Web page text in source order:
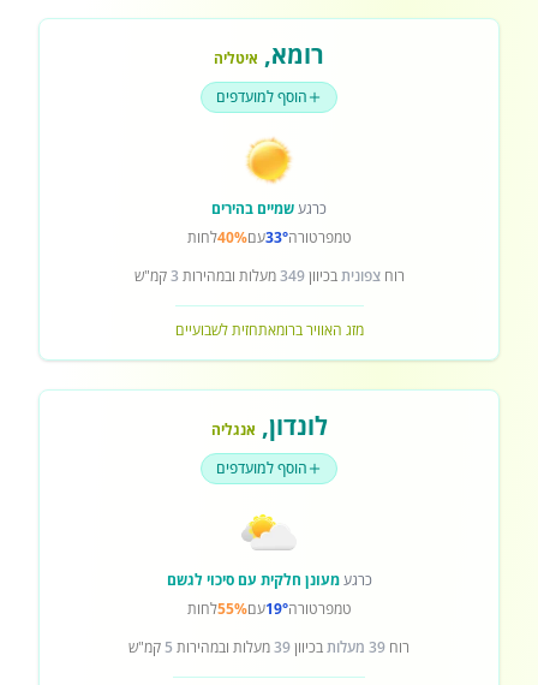
רומא, איטליה
הוסף למועדפים
כרגעשמיים בהירים
טמפרטורה33°עם40%לחות
רוחצפוניתבכיוון349מעלות ובמהירות 3קמ"ש
מזג האוויר ברומאתחזית לשבועיים
לונדון, אנגליה
הוסף למועדפים
כרגעמעונן חלקית עם סיכוי לגשם
טמפרטורה19°עם55%לחות
רוח 39 מעלות בכיוון39מעלות ובמהירות 5 קמ"ש